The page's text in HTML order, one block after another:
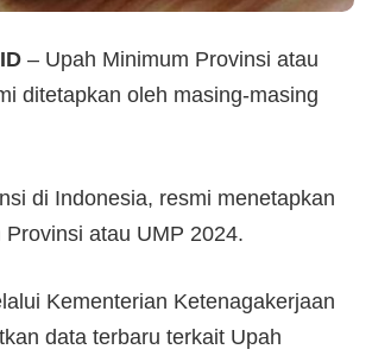
– Upah Minimum Provinsi atau
ditetapkan oleh masing-masing
di Indonesia, resmi menetapkan
Provinsi atau UMP 2024.
Kementerian Ketenagakerjaan
data terbaru terkait Upah